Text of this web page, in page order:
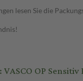
lesen Sie die
OP